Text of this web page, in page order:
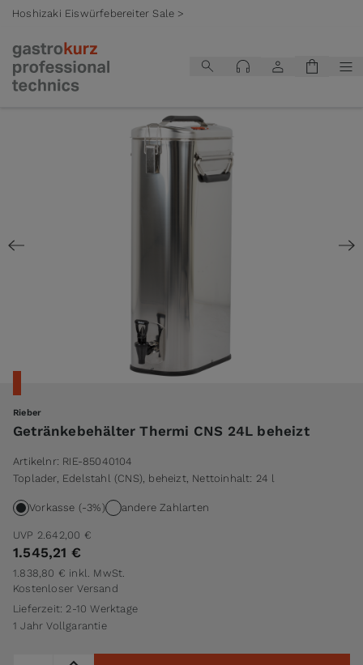
Hoshizaki Eiswürfebereiter Sale >
Rieber
Getränkebehälter Thermi CNS 24L beheizt
Artikelnr: RIE-85040104
Toplader, Edelstahl (CNS), beheizt, Nettoinhalt: 24 l
Vorkasse (-3%) andere Zahlarten
UVP 2.642,00 €
1.545,21 €
1.838,80 € inkl. MwSt.
Kostenloser Versand
Lieferzeit: 2-10 Werktage
1 Jahr Vollgarantie